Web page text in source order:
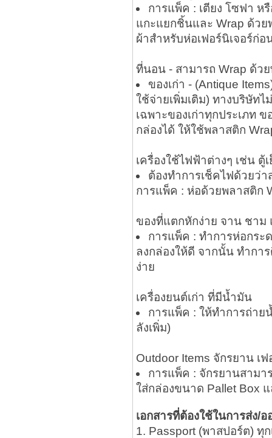
การแพ็ค : เตียง โซฟา ห
แกะแยกชิ้นและ Wrap ด้ว
ผ้าสำหรับห่อเฟอร์นิเจอร์ก่อ
ที่นอน - สามารถ Wrap ด้ว
ของเก่า - (Antique
ใช้จ่ายเพิ่มเติม) ทางบริษัท
เฉพาะของเก่าทุกประเภท
กล่องได้ ให้ใช้พลาสติก
เครื่องใช้ไฟฟ้าต่างๆ เช่น ตู้
ต้องทำการเช็คไฟด้วยว่า
การแพ็ค : ห่อด้วยพลาสติก
ของที่แตกหักง่าย จาน ชาม
การแพ็ค : ทำการห่อกระ
ลงกล่องให้ดี จากนั้น ทำกา
ง่าย
เครื่องยนต์เก่า ที่มีน้ำมัน
การแพ็ค : ให้ทำการถ่า
ลังเพิ่ม)
Outdoor Items จักรยาน เ
การแพ็ค : จักรยานสามา
ใส่กล่องขนาด Pallet Box
เอกสารที่ต้องใช้ในการส่ง/อ
1. Passport (พาสปอร์ต) ทุ